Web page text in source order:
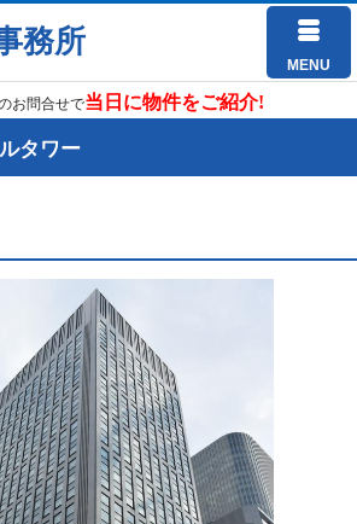
務所
MENU
お問合せで当日に物件をご紹介!
タワー